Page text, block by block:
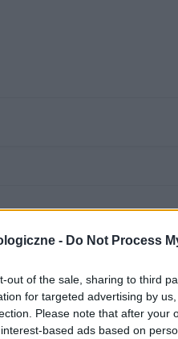
- Do Not Process
out of the sale, sharing to third
for targeted advertising by
Please note that after your
based ads based on